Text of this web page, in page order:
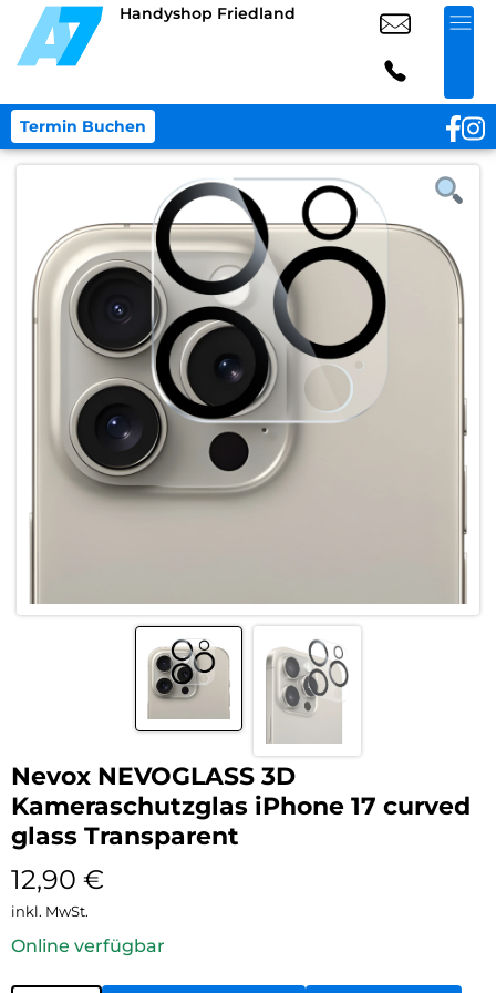
Handyshop Friedland
Termin Buchen
Nevox NEVOGLASS 3D
Kameraschutzglas iPhone 17 curved
glass Transparent
12,90 €
inkl. MwSt.
Online verfügbar